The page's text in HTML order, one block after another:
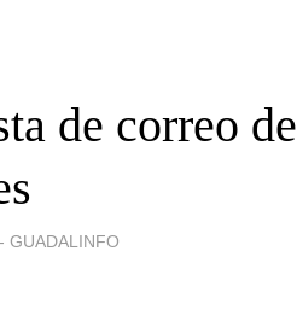
de correo de
- GUADALINFO